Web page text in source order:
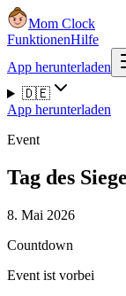
Mom Clock
FunktionenHilfe
App herunterladen
🇩🇪
App herunterladen
Event
Tag des
8. Mai 2026
Countdown
Event ist vorbei